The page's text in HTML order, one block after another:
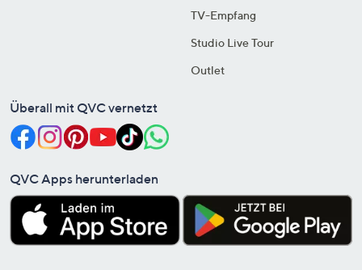
TV-Empfang
Studio Live Tour
Outlet
Überall mit QVC vernetzt
QVC Apps herunterladen